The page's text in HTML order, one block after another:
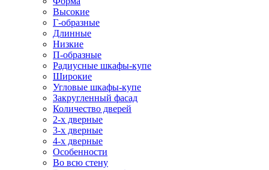
Высокие
Г-образные
Длинные
Низкие
П-образные
Радиусные шкафы-купе
Широкие
Угловые шкафы-купе
Закругленный фасад
Количество дверей
2-х дверные
3-х дверные
4-х дверные
Особенности
Во всю стену